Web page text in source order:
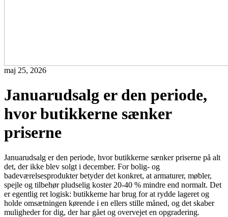
maj 25, 2026
Januarudsalg er den periode,
hvor butikkerne sænker
priserne
Januarudsalg er den periode, hvor butikkerne sænker priserne på alt
det, der ikke blev solgt i december. For bolig- og
badeværelsesprodukter betyder det konkret, at armaturer, møbler,
spejle og tilbehør pludselig koster 20-40 % mindre end normalt. Det
er egentlig ret logisk: butikkerne har brug for at rydde lageret og
holde omsætningen kørende i en ellers stille måned, og det skaber
muligheder for dig, der har gået og overvejet en opgradering.